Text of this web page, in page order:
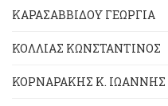
ΚΑΡΑΣΑΒΒΙΔΟΥ ΓΕΩΡΓΙΑ
ΚΟΛΛΙΑΣ ΚΩΝΣΤΑΝΤΙΝΟΣ
ΚΟΡΝΑΡΑΚΗΣ Κ. ΙΩΑΝΝΗΣ